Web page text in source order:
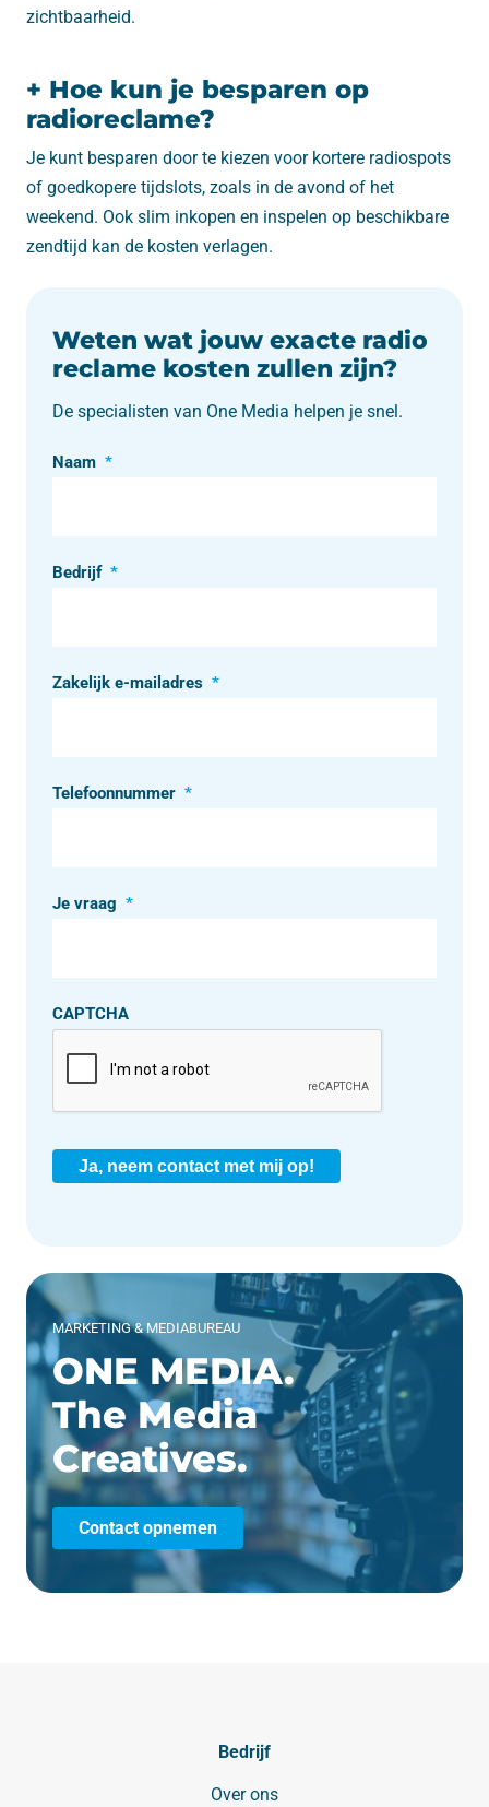
zichtbaarheid.
+ Hoe kun je besparen op
radioreclame?
Je kunt besparen door te kiezen voor kortere radiospots
of goedkopere tijdslots, zoals in de avond of het
weekend. Ook slim inkopen en inspelen op beschikbare
zendtijd kan de kosten verlagen.
Weten wat jouw exacte radio
reclame kosten zullen zijn?
De specialisten van One Media helpen je snel.
Naam *
Bedrijf *
Zakelijk e-mailadres *
Telefoonnummer *
Je vraag *
CAPTCHA
Ja, neem contact met mij op!
MARKETING & MEDIABUREAU
ONE MEDIA.
The Media
Creatives.
Contact opnemen
Bedrijf
Over ons